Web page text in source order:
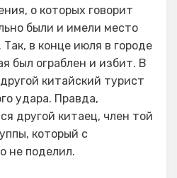
о которых говорит
были и имели место
в конце июля в городе
был ограблен и избит. В
китайский турист
удара. Правда,
другой китаец, член той
который с
не поделил.